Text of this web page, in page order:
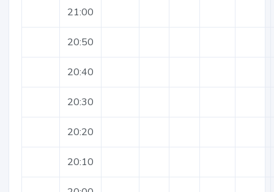
21:00
20:50
20:40
20:30
20:20
20:10